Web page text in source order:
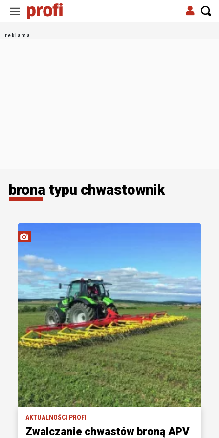
brona typu chwastownik
AKTUALNOŚCI PROFI
Zwalczanie chwastów broną APV